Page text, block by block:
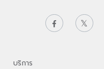
บริการ